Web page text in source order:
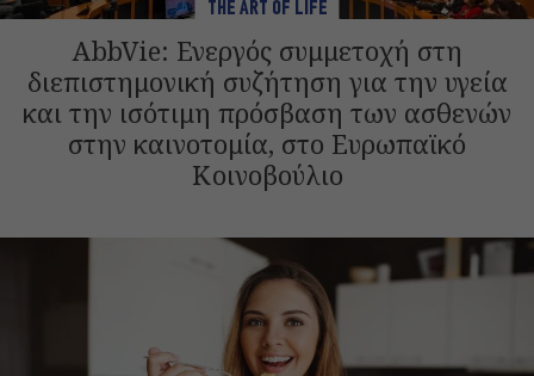
THE ART OF LIFE
AbbVie: Ενεργός συμμετοχή στη
διεπιστημονική συζήτηση για την υγεία
και την ισότιμη πρόσβαση των ασθενών
στην καινοτομία, στο Ευρωπαϊκό
Κοινοβούλιο